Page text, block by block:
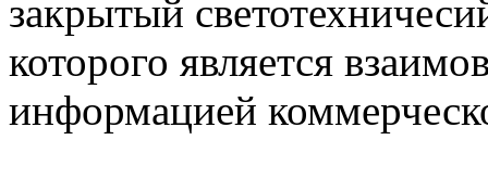
закрытый
которого является
информацией